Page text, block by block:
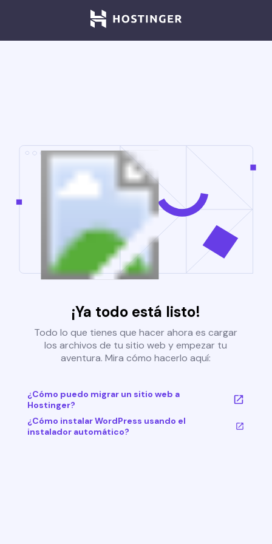
¡Ya todo está listo!
Todo lo que tienes que hacer ahora es cargar
los archivos de tu sitio web y empezar tu
aventura. Mira cómo hacerlo aquí:
¿Cómo puedo migrar un sitio web a
Hostinger?
¿Cómo instalar WordPress usando el
instalador automático?